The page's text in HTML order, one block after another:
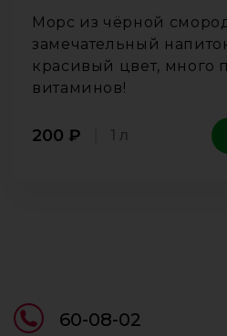
Морс из чёрной
замечательный
красивый цвет, много
витаминов!
200 ₽ 1 л
60-08-02